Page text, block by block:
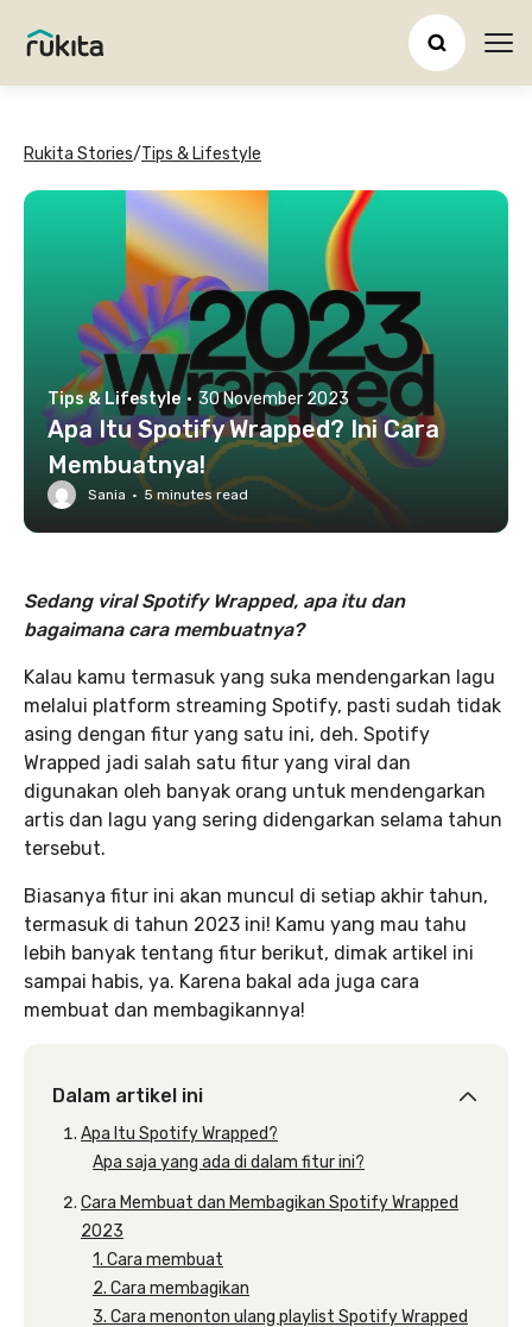
Rukita Stories/Tips & Lifestyle
Tips & Lifestyle · 30 November 2023
Apa Itu Spotify Wrapped? Ini Cara
Membuatnya!
Sania · 5minutes read
Sedang viral Spotify Wrapped, apa itu dan
bagaimana cara membuatnya?
Kalau kamu termasuk yang suka mendengarkan lagu
melalui platform streaming Spotify, pasti sudah tidak
asing dengan fitur yang satu ini, deh. Spotify
Wrapped jadi salah satu fitur yang viral dan
digunakan oleh banyak orang untuk mendengarkan
artis dan lagu yang sering didengarkan selama tahun
tersebut.
Biasanya fitur ini akan muncul di setiap akhir tahun,
termasuk di tahun 2023 ini! Kamu yang mau tahu
lebih banyak tentang fitur berikut, dimak artikel ini
sampai habis, ya. Karena bakal ada juga cara
membuat dan membagikannya!
Dalam artikel ini
Apa Itu Spotify Wrapped?
Apa saja yang ada di dalam fitur ini?
Cara Membuat dan Membagikan Spotify Wrapped
2023
1. Cara membuat
2. Cara membagikan
3. Cara menonton ulang playlist Spotify Wrapped